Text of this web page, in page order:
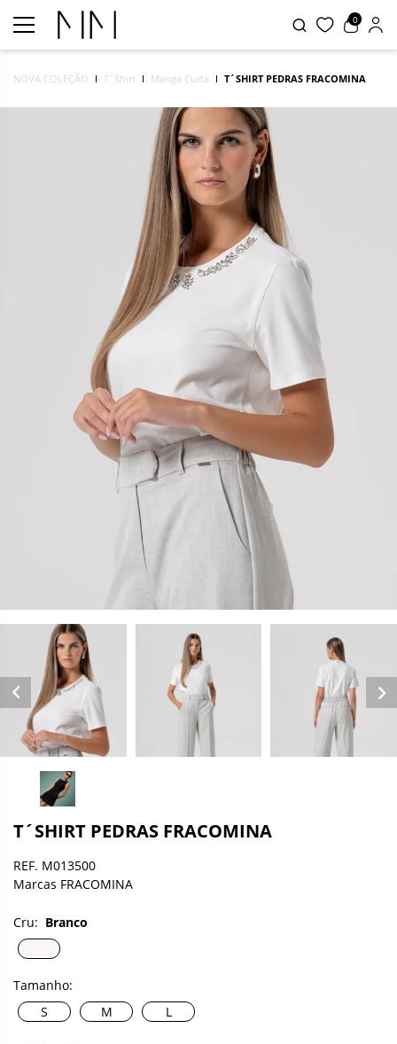
0
NOVA COLEÇÃO T´Shirt Manga Curta T´SHIRT PEDRAS FRACOMINA
T´SHIRT PEDRAS FRACOMINA
REF. M013500
Marcas FRACOMINA
Cru: Branco
Tamanho:
S
M L